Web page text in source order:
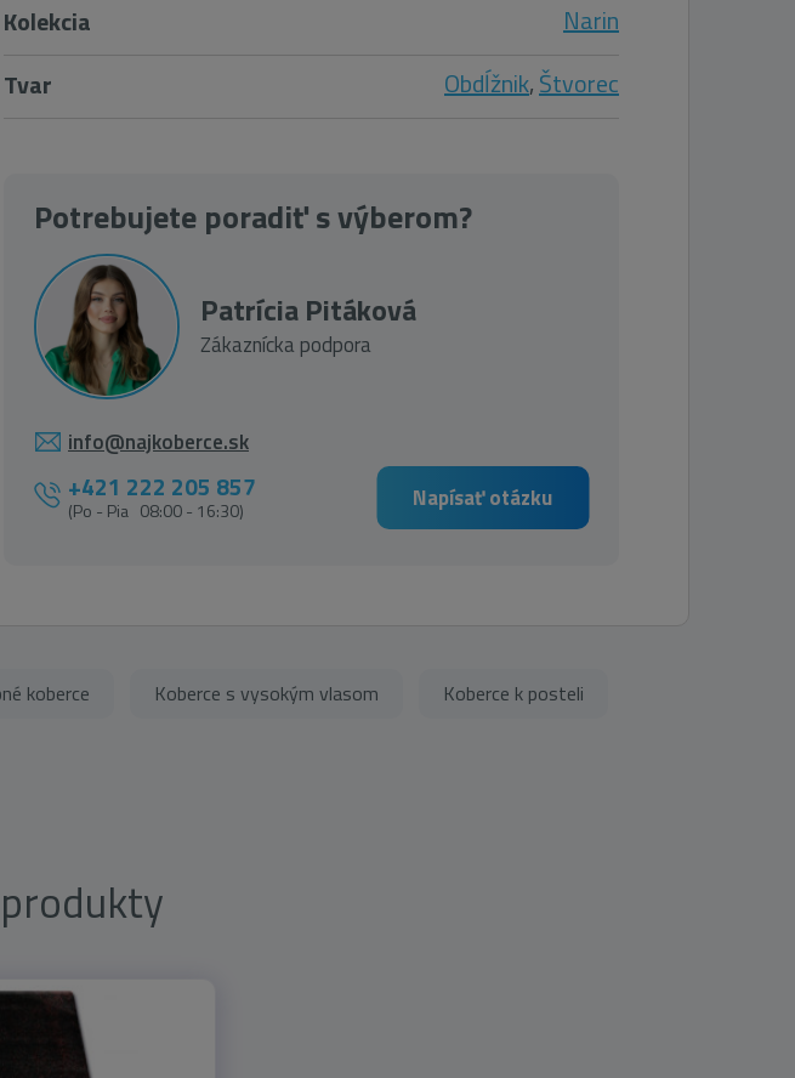
Kolekcia
Narin
Tvar
Obdĺžnik,Štvorec
Potrebujete poradiť s výberom?
Patrícia Pitáková
Zákaznícka podpora
info@najkoberce.sk
+421 222 205 857
(Po - Pia 08:00 - 16:30) Napísať otázku
koberce Koberce s vysokým vlasom Koberce k posteli
produkty